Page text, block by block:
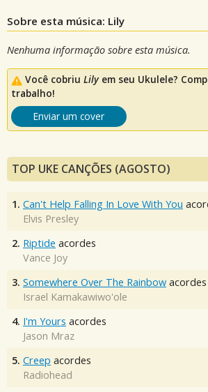
Sobre esta música: Lily
Nenhuma informação sobre esta música.
Você cobriu Lilyem seu Ukulele?
trabalho!
Enviar um cover
TOP UKE CANÇÕES (AGOSTO)
1. Can't Help Falling In Love With You
Elvis Presley
2. Riptide acordes
Vance Joy
3. Somewhere Over The Rainbow acordes
Israel Kamakawiwo'ole
4. I'm Yours acordes
Jason Mraz
5. Creep acordes
Radiohead